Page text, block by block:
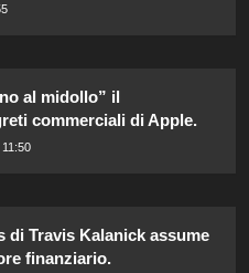
al midollo” il
commerciali di Apple.
di Travis Kalanick assume
finanziario.